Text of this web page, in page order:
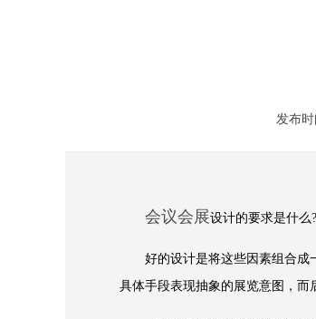
发布时
会议会展设计的要求是什么
好的设计是将这些因素组合成一
具体手段表现抽象的展览意图，而